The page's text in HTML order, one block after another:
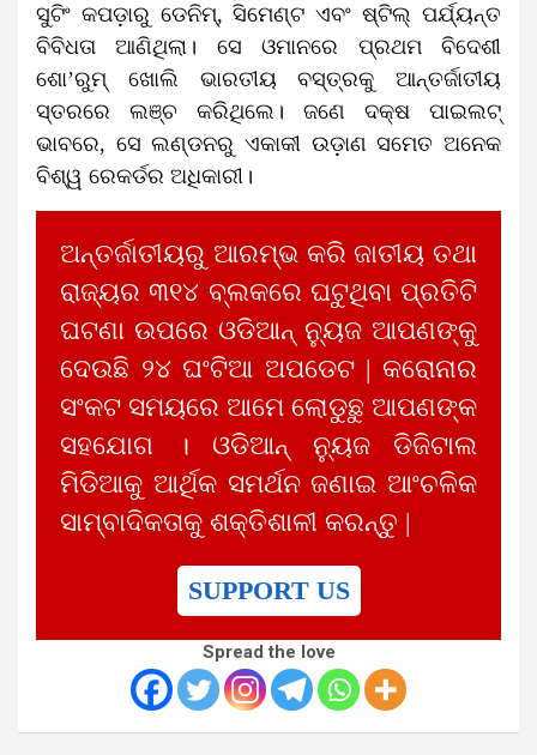
ସୁଟିଂ କପଡ଼ାରୁ ଡେନିମ୍, ସିମେଣ୍ଟ ଏବଂ ଷ୍ଟିଲ୍ ପର୍ଯ୍ୟନ୍ତ
ବିବିଧତା ଆଣିଥିଲା। ସେ ଓମାନରେ ପ୍ରଥମ ବିଦେଶୀ
ଶୋ’ରୁମ୍ ଖୋଲି ଭାରତୀୟ ବସ୍ତ୍ରକୁ ଆନ୍ତର୍ଜାତୀୟ
ସ୍ତରରେ ଲଞ୍ଚ କରିଥିଲେ। ଜଣେ ଦକ୍ଷ ପାଇଲଟ୍
ଭାବରେ, ସେ ଲଣ୍ଡନରୁ ଏକାକୀ ଉଡ଼ାଣ ସମେତ ଅନେକ
ବିଶ୍ୱ ରେକର୍ଡର ଅଧିକାରୀ।
ଅନ୍ତର୍ଜାତୀୟରୁ ଆରମ୍ଭ କରି ଜାତୀୟ ତଥା
ରାଜ୍ୟର ୩୧୪ ବ୍ଲକରେ ଘଟୁଥିବା ପ୍ରତିଟି
ଘଟଣା ଉପରେ ଓଡିଆନ୍ ନ୍ୟୁଜ ଆପଣଙ୍କୁ
ଦେଉଛି ୨୪ ଘଂଟିଆ ଅପଡେଟ | କରୋନାର
ସଂକଟ ସମୟରେ ଆମେ ଲୋଡୁଛୁ ଆପଣଙ୍କ
ସହଯୋଗ । ଓଡିଆନ୍ ନ୍ୟୁଜ ଡିଜିଟାଲ
ମିଡିଆକୁ ଆର୍ଥିକ ସମର୍ଥନ ଜଣାଇ ଆଂଚଳିକ
ସାମ୍ବାଦିକତାକୁ ଶକ୍ତିଶାଳୀ କରନ୍ତୁ |
SUPPORT US
Spread the love